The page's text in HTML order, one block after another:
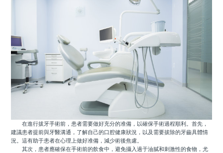
在進行拔牙手術前，患者需要做好充分的准備，以確保手術過程順利。首先，
建議患者提前與牙醫溝通，了解自己的口腔健康狀況，以及需要拔除的牙齒具體情
況。這有助于患者在心理上做好准備，減少術後焦慮。
其次，患者應確保在手術前的飲食中，避免攝入過于油膩和刺激性的食物，尤